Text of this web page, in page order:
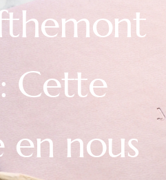
: Cette
en nous